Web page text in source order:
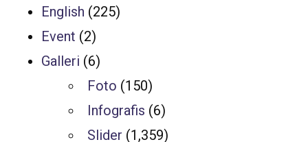
English (225)
Event (2)
Galleri (6)
Foto (150)
Infografis (6)
Slider (1,359)